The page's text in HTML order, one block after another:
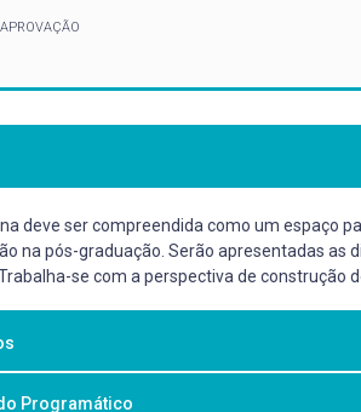
deve ser compreendida como um espaço
na pós-graduação. Serão apresentadas as
se com a perspectiva de construção
Programático